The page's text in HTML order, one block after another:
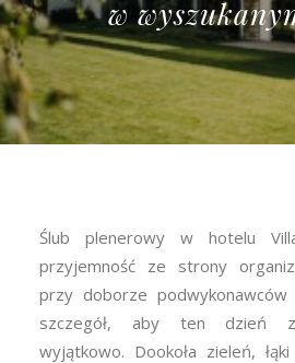
w
Ślub plenerowy w hotelu
przyjemność ze strony
przy doborze
szczegół, aby ten dzień
wyjątkowo. Dookoła zieleń,